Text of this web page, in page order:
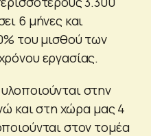
6 μήνες και
του μισθού των
εργασίας.
στην
και στη χώρα μας 4
στον τομέα